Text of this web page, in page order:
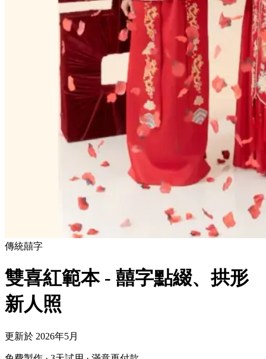
傳統囍字
雙喜紅範本 - 囍字點綴、拱形
新人照
更新於 2026年5月